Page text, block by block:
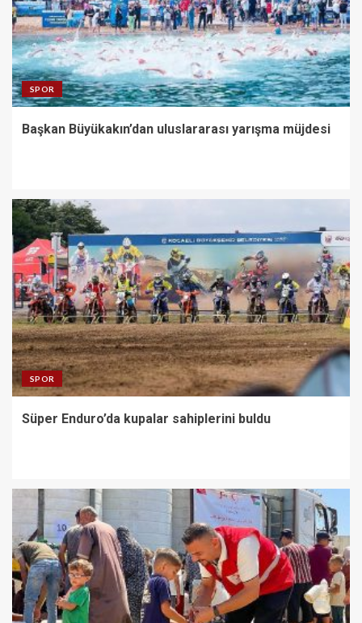
SPOR
Başkan Büyükakın’dan uluslararası yarışma müjdesi
SPOR
Süper Enduro’da kupalar sahiplerini buldu